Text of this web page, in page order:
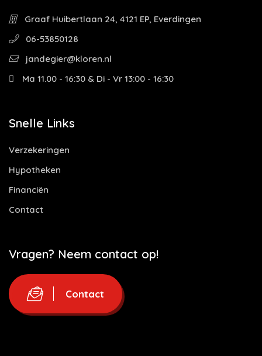
Graaf Huibertlaan 24, 4121 EP, Everdingen
06-53850128
jandegier@kloren.nl
Ma 11.00 - 16:30 & Di - Vr 13:00 - 16:30
Snelle Links
Verzekeringen
Hypotheken
Financiën
Contact
Vragen? Neem contact op!
Contact